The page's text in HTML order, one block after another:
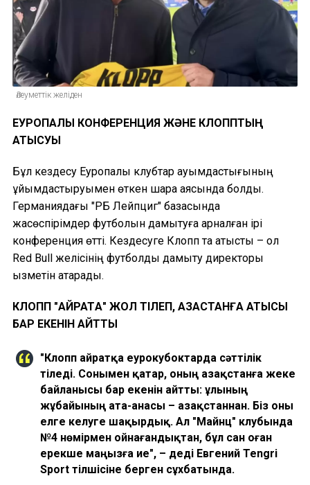
Әлеуметтік желіден
ЕУРОПАЛЫҚ КОНФЕРЕНЦИЯ ЖӘНЕ КЛОППТЫҢ
ҚАТЫСУЫ
Бұл кездесу Еуропалық клубтар қауымдастығының
ұйымдастыруымен өткен шара аясында болды.
Германиядағы "РБ Лейпциг" базасында
жасөспірімдер футболын дамытуға арналған ірі
конференция өтті. Кездесуге Клопп та қатысты – ол
Red Bull желісінің футболды дамыту директоры
қызметін атқарады.
КЛОПП "ҚАЙРАТҚА" ЖОЛ ТІЛЕП, ҚАЗАҚСТАНҒА ҚАТЫСЫ
БАР ЕКЕНІН АЙТТЫ
"Клопп Қайратқа еурокубоктарда сәттілік
тіледі. Сонымен қатар, оның Қазақстанға жеке
байланысы бар екенін айтты: ұлының
жұбайының ата-анасы – Қазақстаннан. Біз оны
елге келуге шақырдық. Ал "Майнц" клубында
№4 нөмірмен ойнағандықтан, бұл сан оған
ерекше маңызға ие", – деді Евгений Tengri
Sport тілшісіне берген сұхбатында.